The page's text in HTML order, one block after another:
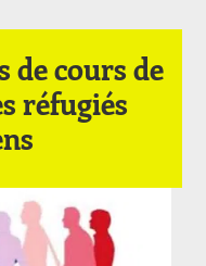
de cours de
réfugiés